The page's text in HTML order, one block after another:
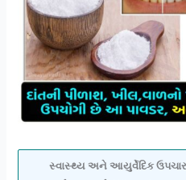
સ્વાસ્થ્ય અને આયુર્વેદિક ઉપચાર